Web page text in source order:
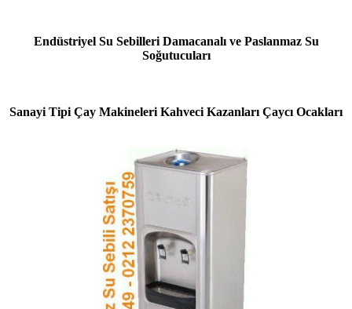
Endüstriyel Su Sebilleri Damacanalı ve Paslanmaz Su
Soğutucuları
Sanayi Tipi Çay Makineleri Kahveci Kazanları Çaycı Ocakları